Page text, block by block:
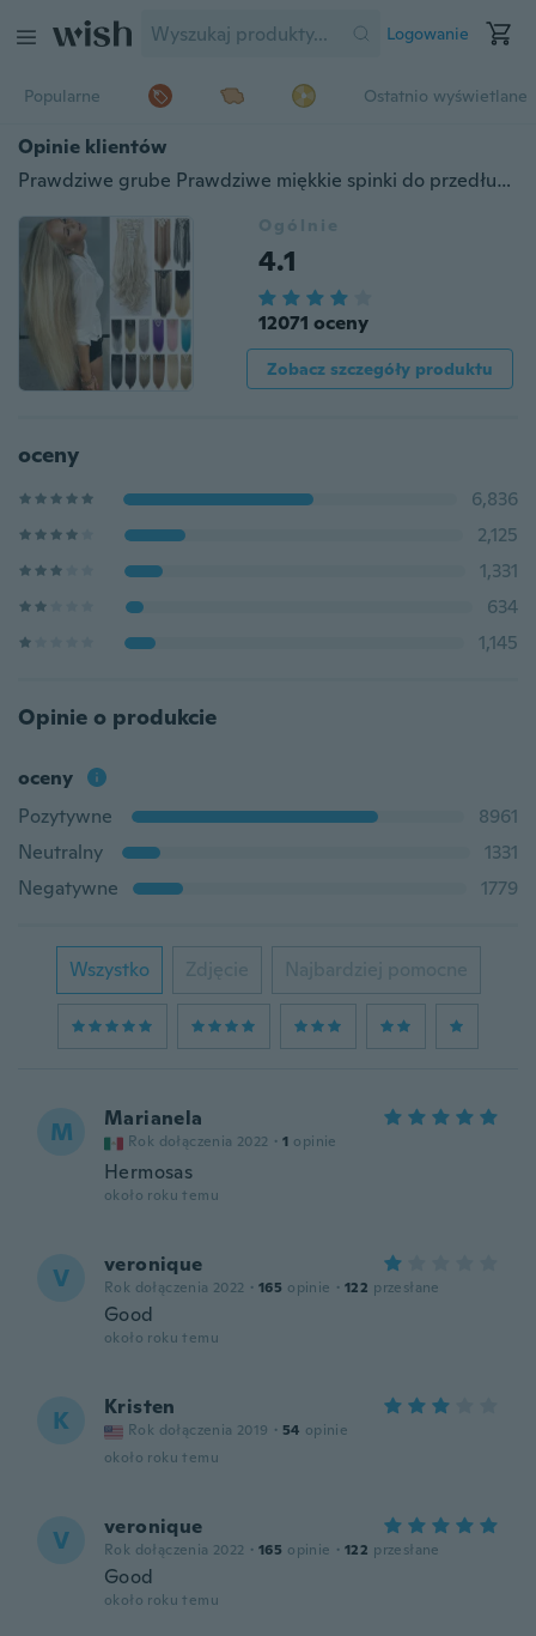
Logowanie
Popularne Ostatnio wyświetlane
Opinie klientów
Prawdziwe grube Prawdziwe miękkie spinki do przedłużania włosów Jedwabiście miękka, żaroodporna, syntetyczna treska z włosia 17/23/24/26 "Proste / kręcone włosy
Ogólnie
4.1
12071 oceny
Zobacz szczegóły produktu
oceny
6,836
2,125
1,331
634
1,145
Opinie o produkcie
oceny
Pozytywne
8961
Neutralny
1331
Negatywne
1779
Wszystko Zdjęcie Najbardziej pomocne
M Marianela
Rok dołączenia 2022 · 1 opinie
Hermosas
około roku temu
V veronique
Rok dołączenia 2022 · 165 opinie · 122 przesłane
Good
około roku temu
K Kristen
Rok dołączenia 2019 · 54 opinie
około roku temu
V veronique
Rok dołączenia 2022 · 165 opinie · 122 przesłane
Good
około roku temu